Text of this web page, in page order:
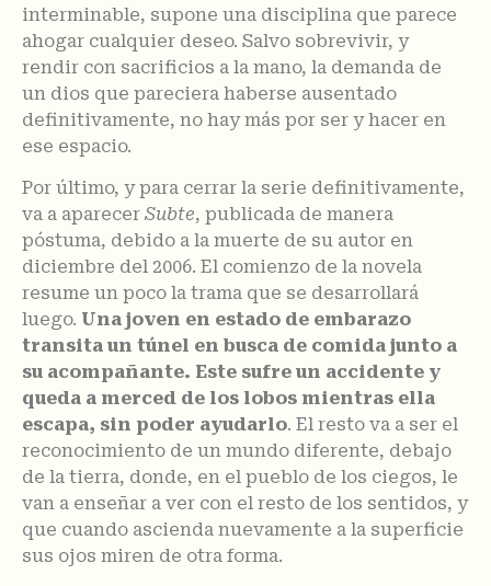
interminable, supone una disciplina que parece
ahogar cualquier deseo. Salvo sobrevivir, y
rendir con sacrificios a la mano, la demanda de
un dios que pareciera haberse ausentado
definitivamente, no hay más por ser y hacer en
ese espacio.
Por último, y para cerrar la serie definitivamente,
va a aparecer Subte, publicada de manera
póstuma, debido a la muerte de su autor en
diciembre del 2006. El comienzo de la novela
resume un poco la trama que se desarrollará
luego. Una joven en estado de embarazo
transita un túnel en busca de comida junto a
su acompañante. Este sufre un accidente y
queda a merced de los lobos mientras ella
escapa, sin poder ayudarlo. El resto va a ser el
reconocimiento de un mundo diferente, debajo
de la tierra, donde, en el pueblo de los ciegos, le
van a enseñar a ver con el resto de los sentidos, y
que cuando ascienda nuevamente a la superficie
sus ojos miren de otra forma.